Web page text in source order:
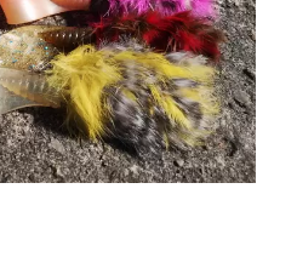
Lures – New releases Jims